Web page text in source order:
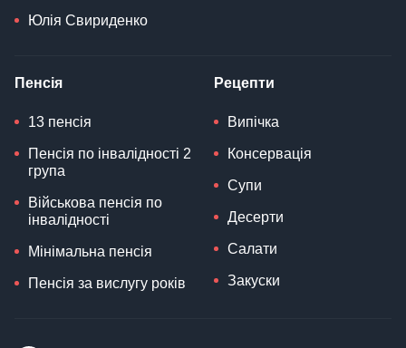
Юлія Свириденко
Пенсія
13 пенсія
Пенсія по інвалідності 2
група
Військова пенсія по
інвалідності
Мінімальна пенсія
Пенсія за вислугу років
Рецепти
Випічка
Консервація
Супи
Десерти
Салати
Закуски